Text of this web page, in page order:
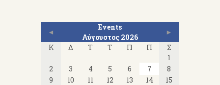
◄
Events
Αύγουστος 2026
►
Κ
Δ Τ Τ Π Π
Σ
1
2
3 4 5 6 7
8
9
10 11 12 13 14
15